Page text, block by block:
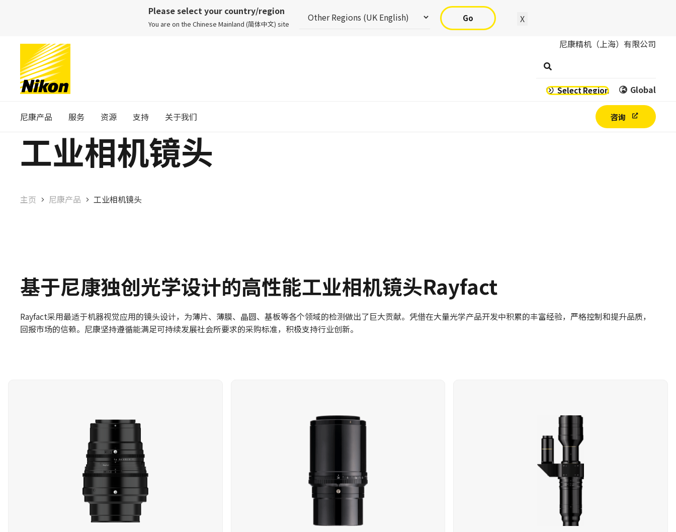
Please select your country/region
You are on the Chinese Mainland (简体中文) site
Go X
尼康精机（上海）有限公司
Select Region Global
尼康产品 服务 资源 支持 关于我们 咨询
工业相机镜头
主页 尼康产品 工业相机镜头
基于尼康独创光学设计的高性能工业相机镜头Rayfact
Rayfact采用最适于机器视觉应用的镜头设计，为薄片、薄膜、晶圆、基板等各个领域的检测做出了巨大贡献。凭借在大量光学产品开发中积累的丰富经验，严格控制和提升品质，
回报市场的信赖。尼康坚持遵循能满足可持续发展社会所要求的采购标准，积极支持行业创新。